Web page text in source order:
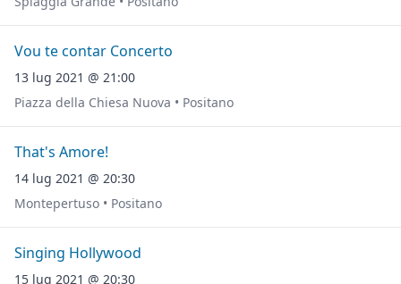
Vou te contar Concerto
13 lug 2021 @ 21:00
Piazza della Chiesa Nuova • Positano
That's Amore!
14 lug 2021 @ 20:30
Montepertuso • Positano
Singing Hollywood
15 lug 2021 @ 20:30